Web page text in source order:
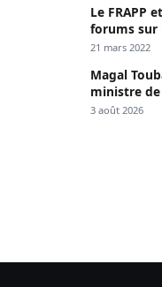
Le FRAPP
forums sur
Dakar »
21 mars 2022
Magal
ministre de
routière
3 août 2026